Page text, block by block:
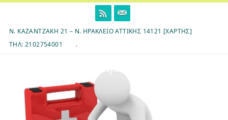
content
Ν. ΚΑΖΑΝΤΖΆΚΗ 21 – Ν. ΗΡΆΚΛΕΙΟ ΑΤΤΙΚΉΣ 14121 [ΧΆΡΤΗΣ]
ΤΗΛ: 2102754001
.
7ο Δημοτικό Σχολείο Ηρακλείου Αττικής